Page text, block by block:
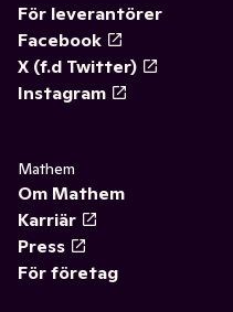
För leverantörer
Facebook
X (f.d Twitter)
Instagram
Mathem
Om Mathem
Karriär
Press
För företag